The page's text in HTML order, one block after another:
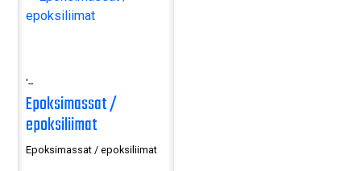
'--
Epoksimassat /
epoksiliimat
Epoksimassat / epoksiliimat